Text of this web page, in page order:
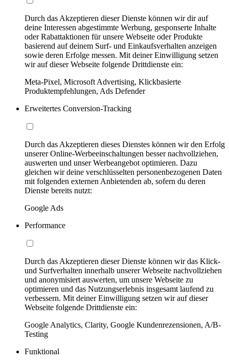
Durch das Akzeptieren dieser Dienste können wir dir auf
deine Interessen abgestimmte Werbung, gesponserte Inhalte
oder Rabattaktionen für unsere Webseite oder Produkte
basierend auf deinem Surf- und Einkaufsverhalten anzeigen
sowie deren Erfolge messen. Mit deiner Einwilligung setzen
wir auf dieser Webseite folgende Drittdienste ein:
Meta-Pixel, Microsoft Advertising, Klickbasierte
Produktempfehlungen, Ads Defender
Erweitertes Conversion-Tracking
Durch das Akzeptieren dieses Dienstes können wir den Erfolg
unserer Online-Werbeeinschaltungen besser nachvollziehen,
auswerten und unser Werbeangebot optimieren. Dazu
gleichen wir deine verschlüsselten personenbezogenen Daten
mit folgenden externen Anbietenden ab, sofern du deren
Dienste bereits nutzt:
Google Ads
Performance
Durch das Akzeptieren dieser Dienste können wir das Klick-
und Surfverhalten innerhalb unserer Webseite nachvollziehen
und anonymisiert auswerten, um unsere Webseite zu
optimieren und das Nutzungserlebnis insgesamt laufend zu
verbessern. Mit deiner Einwilligung setzen wir auf dieser
Webseite folgende Drittdienste ein:
Google Analytics, Clarity, Google Kundenrezensionen, A/B-
Testing
Funktional